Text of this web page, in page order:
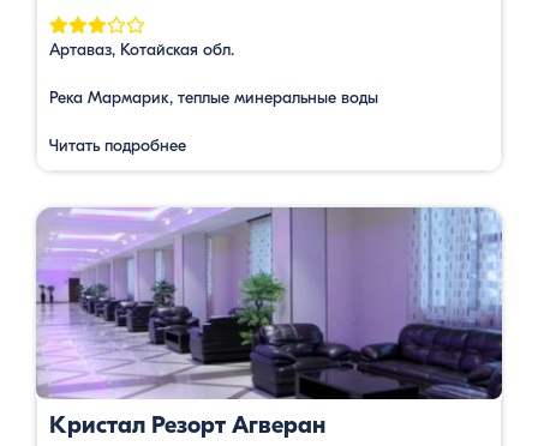
Артаваз, Котайская обл.
Река Мармарик, теплые минеральные воды
Читать подробнее
Кристал Резорт Агверан